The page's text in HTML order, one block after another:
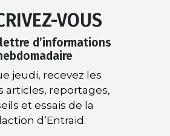
VOUS
d’informations
jeudi, recevez les
articles, reportages,
et essais de la
d’Entraid.